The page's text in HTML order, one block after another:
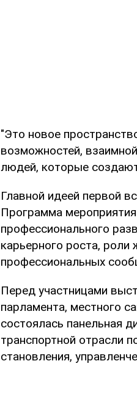
"Это новое
возможностей,
людей, которые
Главной идеей первой
Программа
профессионального
карьерного роста,
профессиональных
Перед участницами
парламента, местного
состоялась панельная
транспортной отрасли
становления,